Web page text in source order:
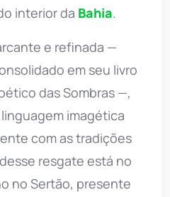
interior da Bahia.
e refinada —
em seu livro
das Sombras —,
imagética
com as tradições
resgate está no
no Sertão, presente